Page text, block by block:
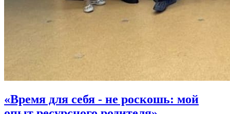
«Время для себя - не роскошь: мой